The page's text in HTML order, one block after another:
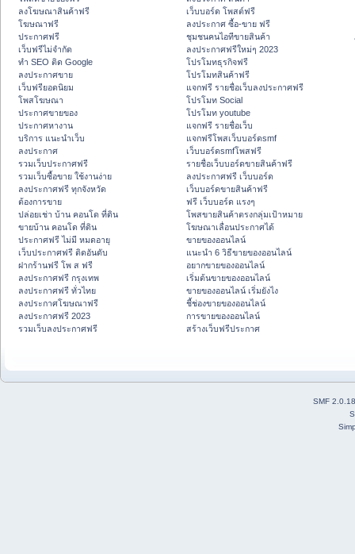
ลงโฆษณาสินค้าฟรี
โฆษณาฟรี
ประกาศฟรี
เว็บฟรีไม่จำกัด
ทำ SEO ติด Google
ลงประกาศขาย
เว็บฟรียอดนิยม
โพสโฆษณา
ประกาศขายของ
ประกาศหางาน
บริการ แนะนำเว็บ
ลงประกาศ
รวมเว็บประกาศฟรี
รวมเว็บซื้อขาย ใช้งานง่าย
ลงประกาศฟรี ทุกจังหวัด
ต้องการขาย
ปล่อยเช่า บ้าน คอนโด ที่ดิน
ขายบ้าน คอนโด ที่ดิน
ประกาศฟรี ไม่มี หมดอายุ
เว็บประกาศฟรี ติดอันดับ
ฝากร้านฟรี โพ ส ฟรี
ลงประกาศฟรี กรุงเทพ
ลงประกาศฟรี ทั่วไทย
ลงประกาศโฆษณาฟรี
ลงประกาศฟรี 2023
รวมเว็บลงประกาศฟรี
เว็บบอร์ด โพสต์ฟรี
ลงประกาศ ซื้อ-ขาย ฟรี
ชุมชนคนไอทีขายสินค้า
ลงประกาศฟรีใหม่ๆ 2023
โปรโมทธุรกิจฟรี
โปรโมทสินค้าฟรี
แจกฟรี รายชื่อเว็บลงประกาศฟรี
โปรโมท Social
โปรโมท youtube
แจกฟรี รายชื่อเว็บ
แจกฟรีโพสเว็บบอร์ดsmf
เว็บบอร์ดsmfโพสฟรี
รายชื่อเว็บบอร์ดขายสินค้าฟรี
ลงประกาศฟรี เว็บบอร์ด
เว็บบอร์ดขายสินค้าฟรี
ฟรี เว็บบอร์ด แรงๆ
โพสขายสินค้าตรงกลุ่มเป้าหมาย
โฆษณาเลื่อนประกาศได้
ขายของออนไลน์
แนะนำ 6 วิธีขายของออนไลน์
อยากขายของออนไลน์
เริ่มต้นขายของออนไลน์
ขายของออนไลน์ เริ่มยังไง
ชี้ช่องขายของออนไลน์
การขายของออนไลน์
สร้างเว็บฟรีประกาศ
SMF 2.0.18